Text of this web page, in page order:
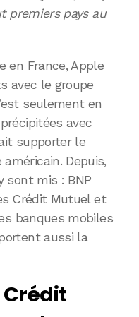
premiers pays au
en France, Apple
avec le groupe
seulement en
avec
supporter le
Depuis,
sont mis : BNP
Crédit Mutuel et
banques mobiles
aussi la